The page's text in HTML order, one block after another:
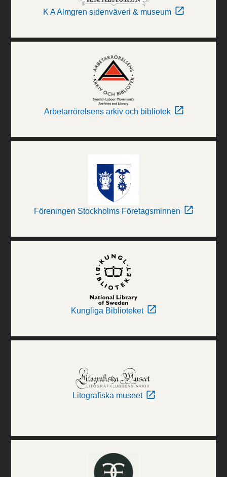
K A Almgren sidenväveri & museum
Arbetarrörelsens arkiv och bibliotek
Föreningen Stockholms Företagsminnen
Kungliga Biblioteket
Litografiska museet